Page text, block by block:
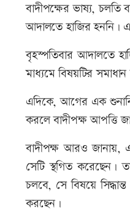
বাদীপক্ষের ভাষ্য,
আদালতে হাজির হননি।
বৃহস্পতিবার আদালতে
মাধ্যমে বিষয়টির
এদিকে, আগের এক
করলে বাদীপক্ষ আপত্তি
বাদীপক্ষ আরও জানায়,
সেটি স্থগিত করেছেন।
চলবে, সে বিষয়ে
করছেন।